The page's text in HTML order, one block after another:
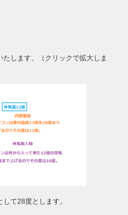
します。（クリックで拡大しま
て28度とします。